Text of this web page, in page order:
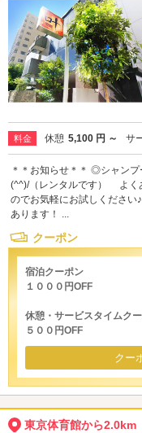
料金 休憩 5,100 円 ～ サ
＊＊お知らせ＊＊ ◎シャン
(^^)/（レンタルです） よく
のでお気軽にお試しくださ
あります！ ...
クーポン
宿泊クーポン
１０００円OFF
休憩・サービスタイムク
５００円OFF
クー
東京体育館から2.0km